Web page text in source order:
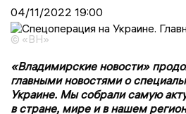
04/11/2022 19:00
© «ВН»
«Владимирские новости»
главными новостями о
Украине. Мы собрали самую
в стране, мире и в нашем